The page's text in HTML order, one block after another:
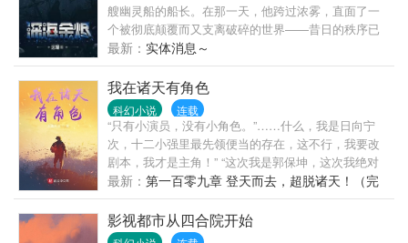
艘幽灵船的船长。在那一天，他跨过浓雾，直面了一
个被彻底颠覆而又支离破碎的世界——昔日的秩序已
经荡然无存，奇诡的异象主宰着文明社会之外的无尽
海域，孤岛城邦与挑战大海的船队已然成为文明世界
仅存的灯火，而旧日的阴影却仍在幽邃深海中蠢蠢欲
动，等待继续吞噬这个将亡未亡的世界。但对于失乡
号的新船长而言，只有一个问题是他首先要考虑的
——谁知道船咋开啊？！
最新： 实体消息～
我在诸天有角色
科幻小说 连载
“只有小演员，没有小角色。”……什么，我是日向宁
次，十二小强里最先领便当的存在，这不行，我要改
剧本，我才是主角！” “这次我是郭保坤，这次我绝对
不再去抢主角范闲的风头！”郭保坤搂着范若若和司理
理，淡定的看着范闲不断地在拼命奋斗，悠闲的将范
若若送上的葡萄吞下。
最新： 第一百零九章 登天而去，超脱诸天！（完
结）
影视都市从四合院开始